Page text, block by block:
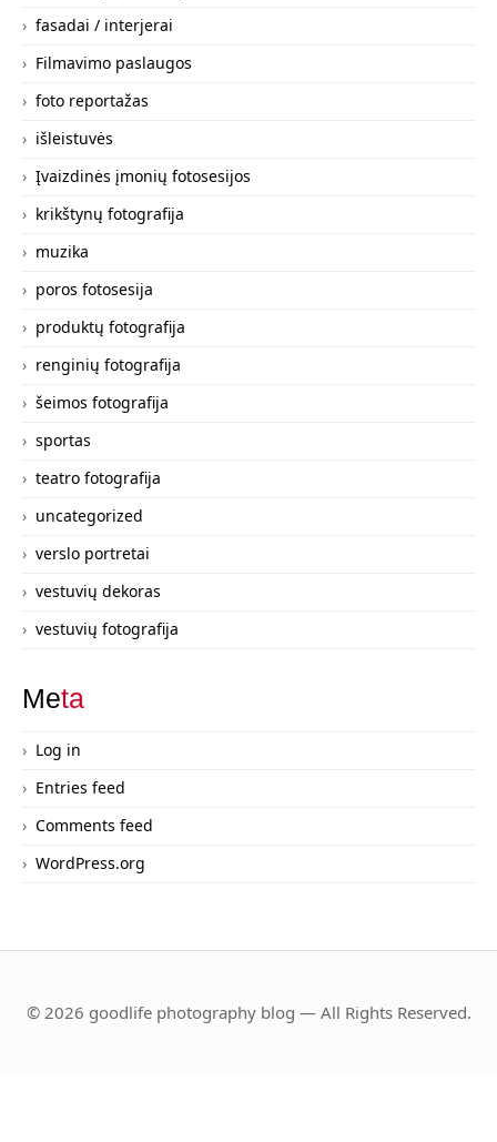
fasadai / interjerai
Filmavimo paslaugos
foto reportažas
išleistuvės
Įvaizdinės įmonių fotosesijos
krikštynų fotografija
muzika
poros fotosesija
produktų fotografija
renginių fotografija
šeimos fotografija
sportas
teatro fotografija
uncategorized
verslo portretai
vestuvių dekoras
vestuvių fotografija
Meta
Log in
Entries feed
Comments feed
WordPress.org
© 2026 goodlife photography blog — All Rights Reserved.